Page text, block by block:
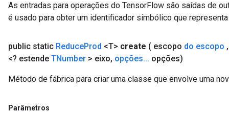
As entradas para operações do TensorFlow são saídas de
é usado para obter um identificador simbólico que
public static ReduceProd <T> create ( escopo do escopo ,
<? estende TNumber > eixo, opções... opções)
Método de fábrica para criar uma classe que envolve uma
Parâmetros